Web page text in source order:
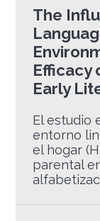
The
Efficacy
Early
El estudio
entorno
el hogar
parental